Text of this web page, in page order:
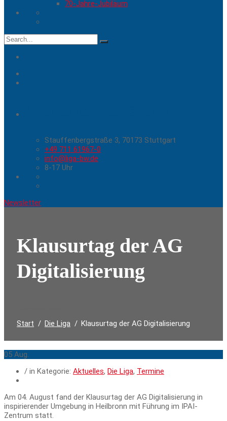
70-Jahre-Jubiläum
Search
for:
Stauffenbergstraße 3, 70173 Stuttgart
+49 711 61967-0
info@liga-bw.de
8-17 Uhr
Newsletter
Klausurtag der AG
Digitalisierung
Start Die Liga Klausurtag der AG Digitalisierung
05 Aug.
/ in Kategorie: Aktuelles, Die Liga, Termine
Am 04. August fand der Klausurtag der AG Digitalisierung in
inspirierender Umgebung in Heilbronn mit Führung im IPAI-
Zentrum statt.